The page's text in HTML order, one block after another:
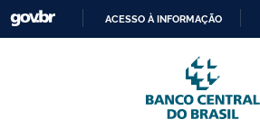
Skip to main content
PARA
O
CONTEÚDO
ACESSO À INFORMAÇÃO